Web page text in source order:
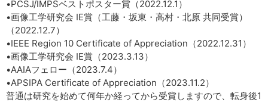
•PCSJ/IMPSベストポスター賞（2022.12.1）
•画像工学研究会 IE賞（工藤・坂東・高村・北原 共同受賞）
（2022.12.7）
•IEEE Region 10 Certificate of Appreciation（2022.12.31）
•画像工学研究会 IE賞（2023.3.13）
•AAIAフェロー（2023.7.4）
•APSIPA Certificate of Appreciation（2023.11.2）
普通は研究を始めて何年か経ってから受賞しますので、転身後1